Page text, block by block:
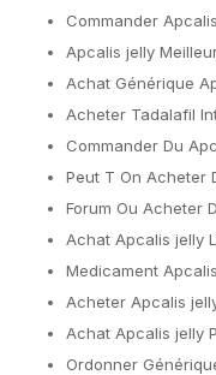
Commander
Apcalis jelly
Achat Générique
Acheter Tadalafil
Commander Du
Peut T On Acheter
Forum Ou Acheter
Achat Apcalis jelly
Medicament
Acheter Apcalis
Achat Apcalis jelly
Ordonner